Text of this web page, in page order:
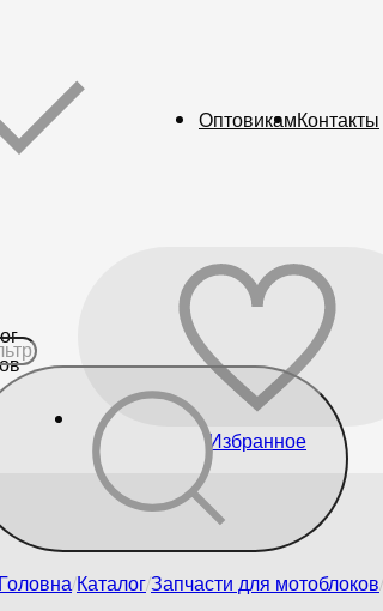
ОптовикамКонтакты
Избранное
Головна КаталогЗапчасти для мотоблоков